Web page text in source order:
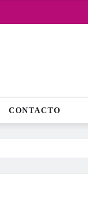
CONTACTO